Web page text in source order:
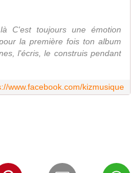
C'est toujours une émotion
la première fois ton album
l'écris, le construis pendant
www.facebook.com/kizmusique